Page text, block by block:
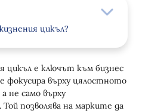
цикъл?
на жизнения
цикъл е ключът към бизнес
фокусира върху цялостното
не само върху
позволява на марките да